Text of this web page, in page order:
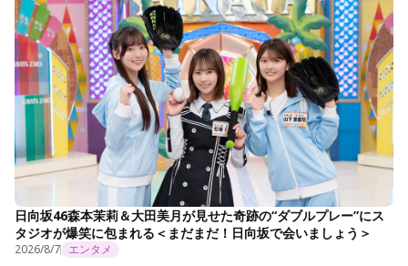
日向坂46森本茉莉＆大田美月が見せた奇跡の“ダブルプレー”にス
タジオが爆笑に包まれる＜まだまだ！日向坂で会いましょう＞
2026/8/7 エンタメ